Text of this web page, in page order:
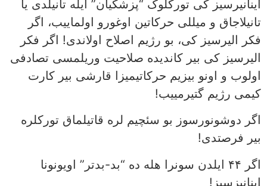
اینانیرسیز کی تورکلوک “پزشکیان” ایله تانیلدی یا
تانیلاجاق و میللی حرکاتین اوغورو اولماییب، اگر
فکر الیرسیز کی، بو رژیم اصلاح اولاندی! اگر فکر
الیرسیز کی بیر کاندیده صلاحیت وریلمسی تصادفی
اولوب و اونو بیزیم حرکاتیمیزا قارشی بیر کارت
کیمی رژیم گتیرمییب!
اگر دوشونورسوز بو سئچیم لره قاتیلماق تورکلره
بیر فرصتدی!
اگر ۴۴ ایلدن سونرا هله ده “بد-بدتر” اویونونا
اینانیزسیز!